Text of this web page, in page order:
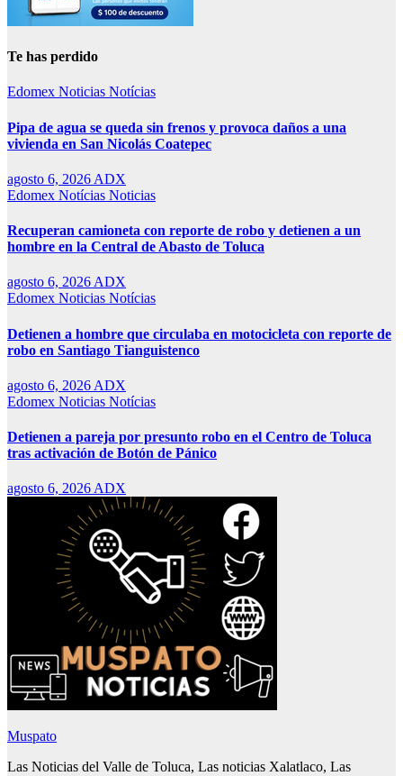
Te has perdido
Edomex Noticias Notícias
Pipa de agua se queda sin frenos y provoca daños a una
vivienda en San Nicolás Coatepec
agosto 6, 2026 ADX
Edomex Notícias Noticias
Recuperan camioneta con reporte de robo y detienen a un
hombre en la Central de Abasto de Toluca
agosto 6, 2026 ADX
Edomex Noticias Notícias
Detienen a hombre que circulaba en motocicleta con reporte de
robo en Santiago Tianguistenco
agosto 6, 2026 ADX
Edomex Noticias Notícias
Detienen a pareja por presunto robo en el Centro de Toluca
tras activación de Botón de Pánico
agosto 6, 2026ADX
Muspato
Las Noticias del Valle de Toluca, Las noticias Xalatlaco, Las